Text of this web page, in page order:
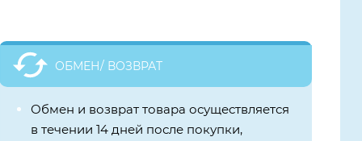
ОБМЕН/ ВОЗВРАТ
Обмен и возврат товара осуществляется
в течении 14 дней после покупки,